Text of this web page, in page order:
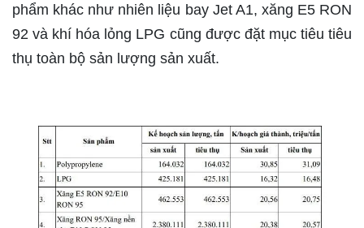
phẩm khác như nhiên liệu bay Jet A1, xăng E5 RON
92 và khí hóa lỏng LPG cũng được đặt mục tiêu tiêu
thụ toàn bộ sản lượng sản xuất.